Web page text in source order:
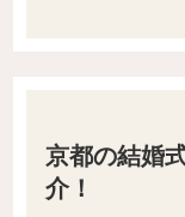
京都の結婚
介！